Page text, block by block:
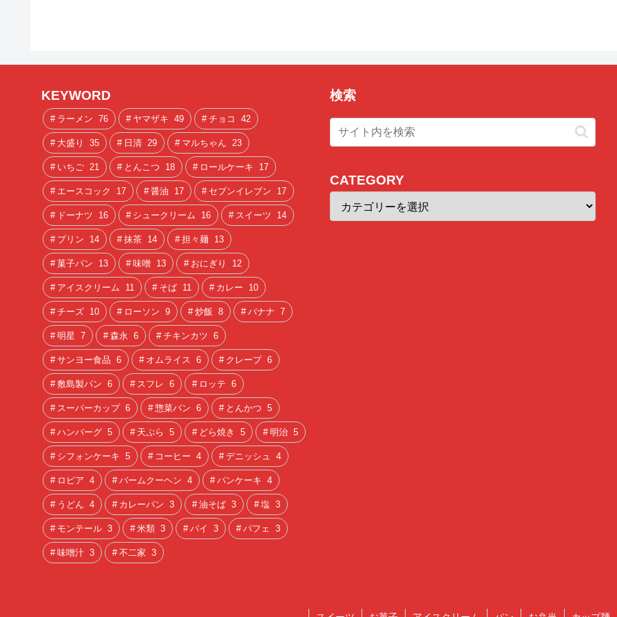
KEYWORD
ラーメン 76 ヤマザキ 49 チョコ 42
大盛り 35 日清 29 マルちゃん 23
いちご 21 とんこつ 18 ロールケーキ 17
エースコック 17 醤油 17 セブンイレブン 17
ドーナツ 16 シュークリーム 16 スイーツ 14
プリン 14 抹茶 14 担々麺 13
菓子パン 13 味噌 13 おにぎり 12
アイスクリーム 11 そば 11 カレー 10
チーズ 10 ローソン 9 炒飯 8 バナナ 7
明星 7 森永 6 チキンカツ 6
サンヨー食品 6 オムライス 6 クレープ 6
敷島製パン 6 スフレ 6 ロッテ 6
スーパーカップ 6 惣菜パン 6 とんかつ 5
ハンバーグ 5 天ぷら 5 どら焼き 5 明治 5
シフォンケーキ 5 コーヒー 4 デニッシュ 4
ロピア 4 バームクーヘン 4 パンケーキ 4
うどん 4 カレーパン 3 油そば 3 塩 3
モンテール 3 米類 3 パイ 3 パフェ 3
味噌汁 3 不二家 3
検索
CATEGORY